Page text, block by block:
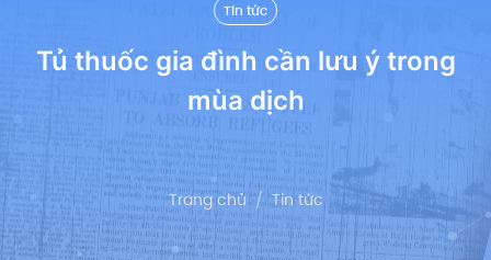
Tin tức
Tủ thuốc gia đình cần lưu ý trong
mùa dịch
Trang chủ Tin tức